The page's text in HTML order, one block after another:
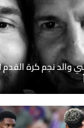
والد نجم كرة